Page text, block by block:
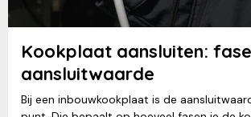
Kookplaat aansluiten:
aansluitwaarde
Bij een inbouwkookplaat is de